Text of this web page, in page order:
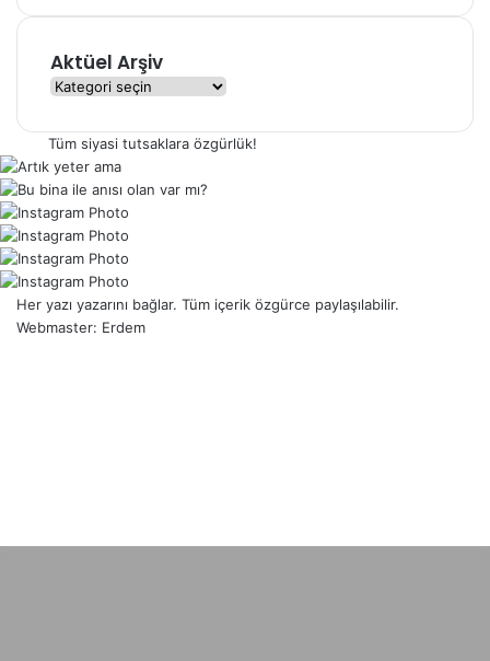
Aktüel Arşiv
A
t
e
A
r
ş
i
Tüm siyasi tutsaklara özgürlük!
Her yazı yazarını bağlar. Tüm içerik özgürce paylaşılabilir.
Webmaster: Erdem